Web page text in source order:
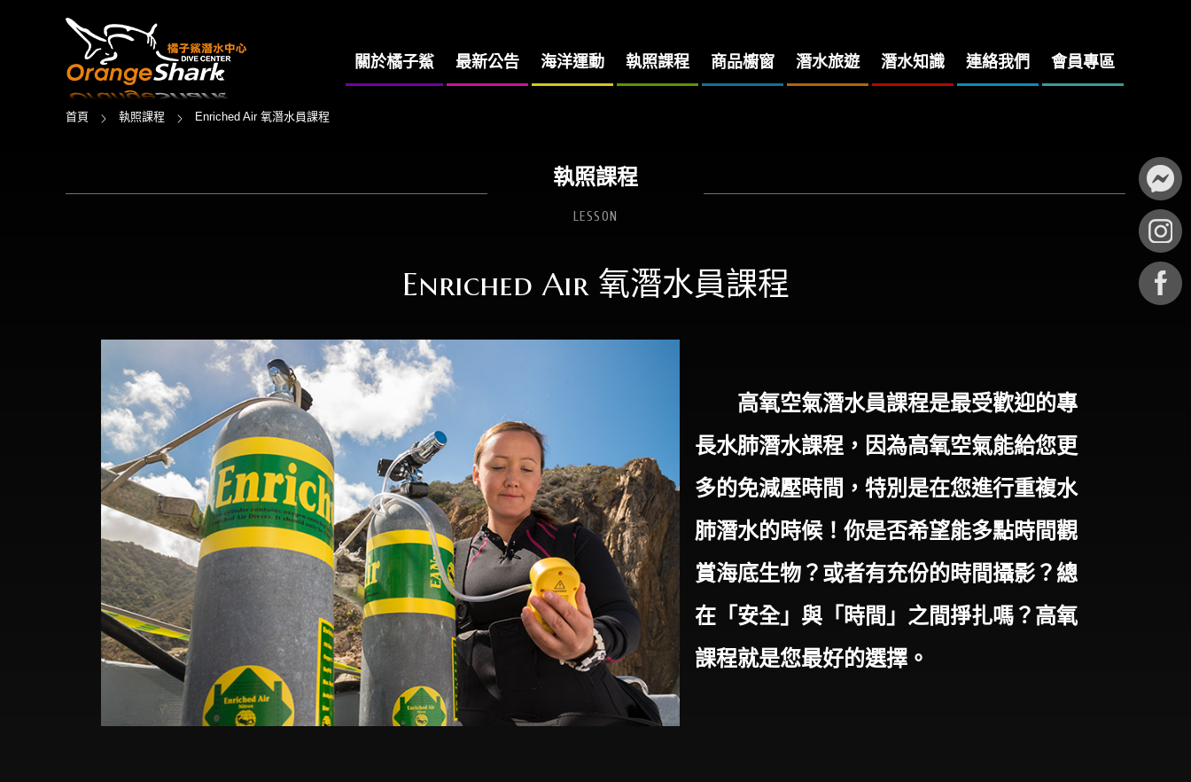
關於橘子鯊 最新公告 海洋運動 執照課程 商品櫥窗 潛水旅遊 潛水知識 連絡我們 會員專區
首頁 執照課程 Enriched Air 氧潛水員課程
執照課程
LESSON
Enriched Air 氧潛水員課程
高氧空氣潛水員課程是最受歡迎的專
長水肺潛水課程，因為高氧空氣能給您更
多的免減壓時間，特別是在您進行重複水
肺潛水的時候！你是否希望能多點時間觀
賞海底生物？或者有充份的時間攝影？總
在「安全」與「時間」之間掙扎嗎？高氧
課程就是您最好的選擇。